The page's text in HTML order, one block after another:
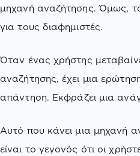
μηχανή αναζήτησης. Όμως,
για τους διαφημιστές.
Όταν ένας χρήστης
αναζήτησης, έχει μια
απάντηση. Εκφράζει μια
Αυτό που κάνει μια μηχανή
είναι το γεγονός ότι οι